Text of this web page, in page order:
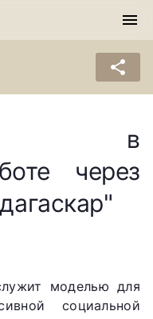
menu
share
в
через
моделью для
социальной